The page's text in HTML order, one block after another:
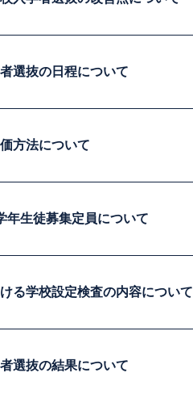
選抜の日程について
方法について
年生徒募集定員について
る学校設定検査の内容について
選抜の結果について